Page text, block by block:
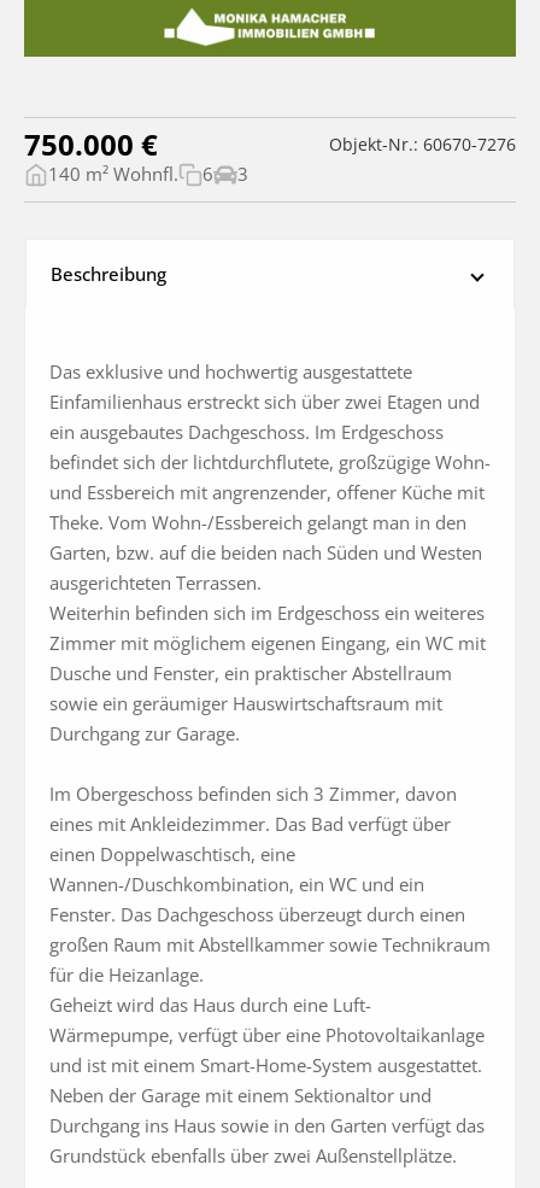
750.000 € Objekt-Nr.: 60670-7276
140 m² Wohnfl. 6 3
Beschreibung
Das exklusive und hochwertig ausgestattete
Einfamilienhaus erstreckt sich über zwei Etagen und
ein ausgebautes Dachgeschoss. Im Erdgeschoss
befindet sich der lichtdurchflutete, großzügige Wohn-
und Essbereich mit angrenzender, offener Küche mit
Theke. Vom Wohn-/Essbereich gelangt man in den
Garten, bzw. auf die beiden nach Süden und Westen
ausgerichteten Terrassen.
Weiterhin befinden sich im Erdgeschoss ein weiteres
Zimmer mit möglichem eigenen Eingang, ein WC mit
Dusche und Fenster, ein praktischer Abstellraum
sowie ein geräumiger Hauswirtschaftsraum mit
Durchgang zur Garage.
Im Obergeschoss befinden sich 3 Zimmer, davon
eines mit Ankleidezimmer. Das Bad verfügt über
einen Doppelwaschtisch, eine
Wannen-/Duschkombination, ein WC und ein
Fenster. Das Dachgeschoss überzeugt durch einen
großen Raum mit Abstellkammer sowie Technikraum
für die Heizanlage.
Geheizt wird das Haus durch eine Luft-
Wärmepumpe, verfügt über eine Photovoltaikanlage
und ist mit einem Smart-Home-System ausgestattet.
Neben der Garage mit einem Sektionaltor und
Durchgang ins Haus sowie in den Garten verfügt das
Grundstück ebenfalls über zwei Außenstellplätze.